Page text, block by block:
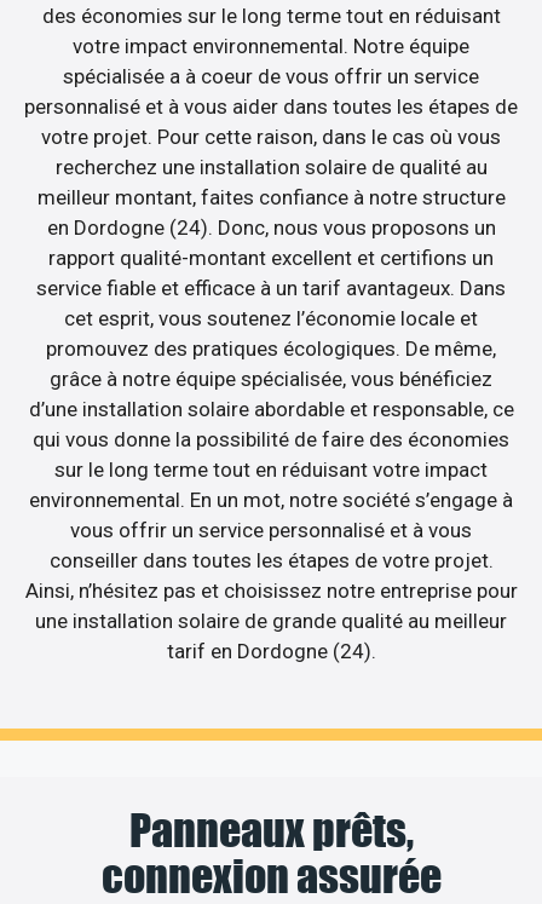
des économies sur le long terme tout en réduisant
votre impact environnemental. Notre équipe
spécialisée a à coeur de vous offrir un service
personnalisé et à vous aider dans toutes les étapes de
votre projet. Pour cette raison, dans le cas où vous
recherchez une installation solaire de qualité au
meilleur montant, faites confiance à notre structure
en Dordogne (24). Donc, nous vous proposons un
rapport qualité-montant excellent et certifions un
service fiable et efficace à un tarif avantageux. Dans
cet esprit, vous soutenez l’économie locale et
promouvez des pratiques écologiques. De même,
grâce à notre équipe spécialisée, vous bénéficiez
d’une installation solaire abordable et responsable, ce
qui vous donne la possibilité de faire des économies
sur le long terme tout en réduisant votre impact
environnemental. En un mot, notre société s’engage à
vous offrir un service personnalisé et à vous
conseiller dans toutes les étapes de votre projet.
Ainsi, n’hésitez pas et choisissez notre entreprise pour
une installation solaire de grande qualité au meilleur
tarif en Dordogne (24).
Panneaux prêts,
connexion assurée